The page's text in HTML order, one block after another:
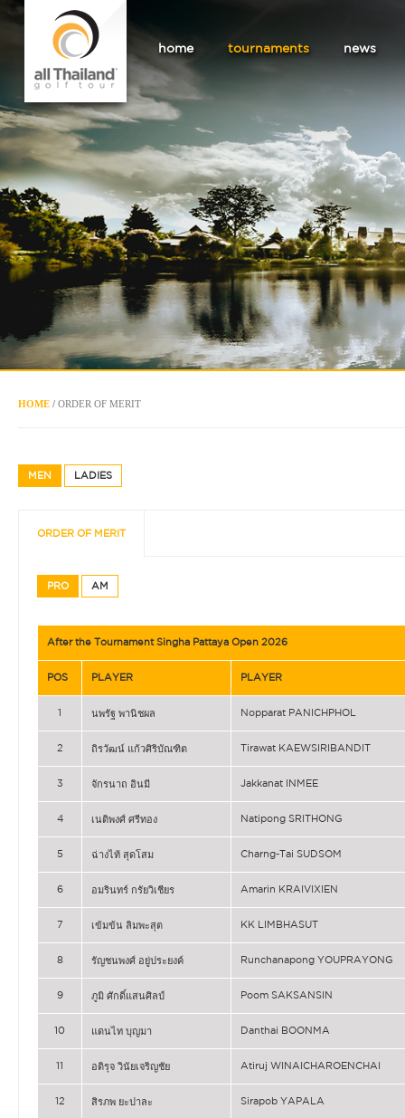
home tournaments news
HOME / ORDER OF MERIT
MEN LADIES
ORDER OF MERIT
PRO AM
After the Tournament Singha Pattaya Open 2026
POS PLAYER PLAYER
1 นพรัฐ พานิชผล Nopparat PANICHPHOL
2 ถิรวัฒน์ แก้วศิริบัณฑิต Tirawat KAEWSIRIBANDIT
3 จักรนาถ อินมี Jakkanat INMEE
4 เนติพงศ์ ศรีทอง Natipong SRITHONG
5 ฉ่างไท้ สุดโสม Charng-Tai SUDSOM
6 อมรินทร์ กรัยวิเชียร Amarin KRAIVIXIEN
7 เข้มข้น ลิมพะสุต KK LIMBHASUT
8 รัญชนพงศ์ อยู่ประยงค์ Runchanapong YOUPRAYONG
9 ภูมิ ศักดิ์แสนศิลป์ Poom SAKSANSIN
10 แดนไท บุญมา Danthai BOONMA
11 อติรุจ วินัยเจริญชัย Atiruj WINAICHAROENCHAI
12 สิรภพ ยะปาละ Sirapob YAPALA